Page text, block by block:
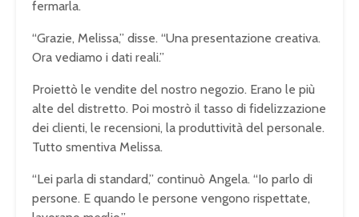
fermarla.
“Grazie, Melissa,” disse. “Una presentazione creativa.
Ora vediamo i dati reali.”
Proiettò le vendite del nostro negozio. Erano le più
alte del distretto. Poi mostrò il tasso di fidelizzazione
dei clienti, le recensioni, la produttività del personale.
Tutto smentiva Melissa.
“Lei parla di standard,” continuò Angela. “Io parlo di
persone. E quando le persone vengono rispettate,